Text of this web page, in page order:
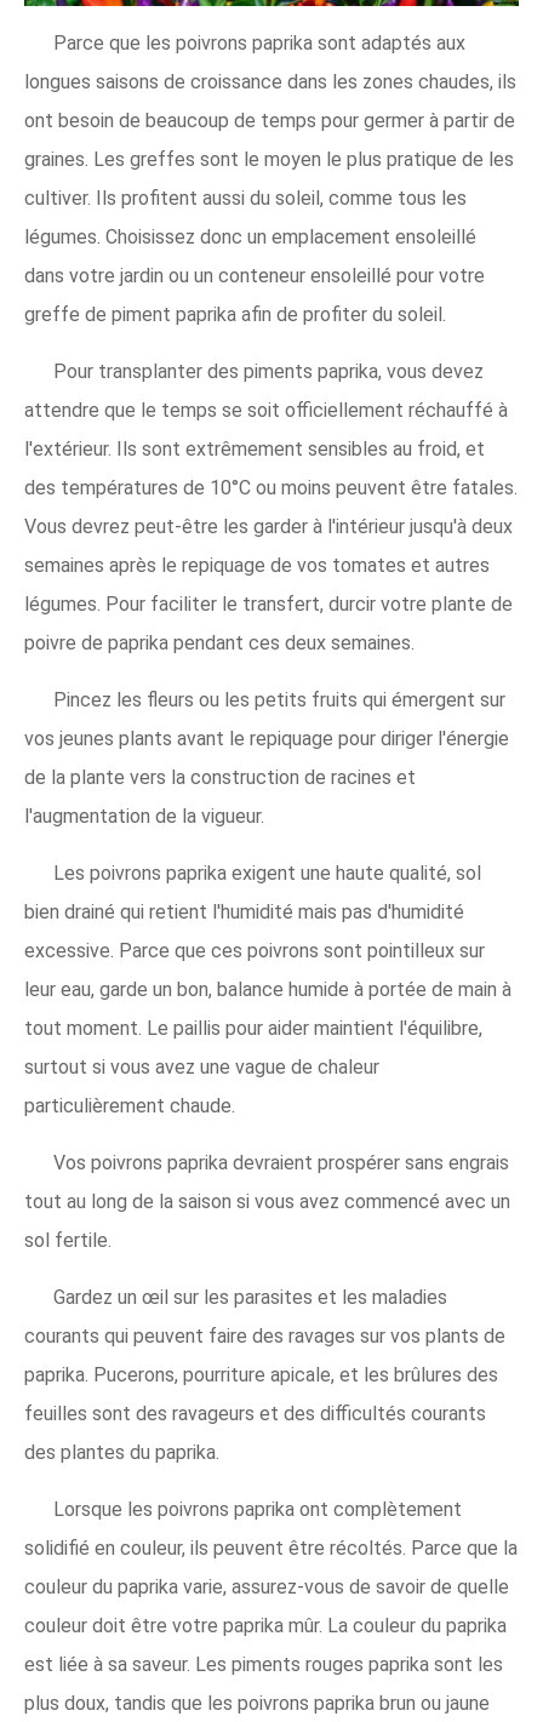
Parce que les poivrons paprika sont adaptés aux
longues saisons de croissance dans les zones chaudes, ils
ont besoin de beaucoup de temps pour germer à partir de
graines. Les greffes sont le moyen le plus pratique de les
cultiver. Ils profitent aussi du soleil, comme tous les
légumes. Choisissez donc un emplacement ensoleillé
dans votre jardin ou un conteneur ensoleillé pour votre
greffe de piment paprika afin de profiter du soleil.
Pour transplanter des piments paprika, vous devez
attendre que le temps se soit officiellement réchauffé à
l'extérieur. Ils sont extrêmement sensibles au froid, et
des températures de 10°C ou moins peuvent être fatales.
Vous devrez peut-être les garder à l'intérieur jusqu'à deux
semaines après le repiquage de vos tomates et autres
légumes. Pour faciliter le transfert, durcir votre plante de
poivre de paprika pendant ces deux semaines.
Pincez les fleurs ou les petits fruits qui émergent sur
vos jeunes plants avant le repiquage pour diriger l'énergie
de la plante vers la construction de racines et
l'augmentation de la vigueur.
Les poivrons paprika exigent une haute qualité, sol
bien drainé qui retient l'humidité mais pas d'humidité
excessive. Parce que ces poivrons sont pointilleux sur
leur eau, garde un bon, balance humide à portée de main à
tout moment. Le paillis pour aider maintient l'équilibre,
surtout si vous avez une vague de chaleur
particulièrement chaude.
Vos poivrons paprika devraient prospérer sans engrais
tout au long de la saison si vous avez commencé avec un
sol fertile.
Gardez un œil sur les parasites et les maladies
courants qui peuvent faire des ravages sur vos plants de
paprika. Pucerons, pourriture apicale, et les brûlures des
feuilles sont des ravageurs et des difficultés courants
des plantes du paprika.
Lorsque les poivrons paprika ont complètement
solidifié en couleur, ils peuvent être récoltés. Parce que la
couleur du paprika varie, assurez-vous de savoir de quelle
couleur doit être votre paprika mûr. La couleur du paprika
est liée à sa saveur. Les piments rouges paprika sont les
plus doux, tandis que les poivrons paprika brun ou jaune